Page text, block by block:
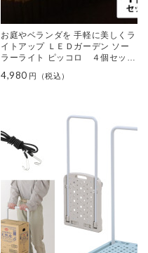
お庭やベランダを 手軽に美しくラ
イトアップ ＬＥＤガーデン ソー
ラーライト ピッコロ ４個セット
4,980